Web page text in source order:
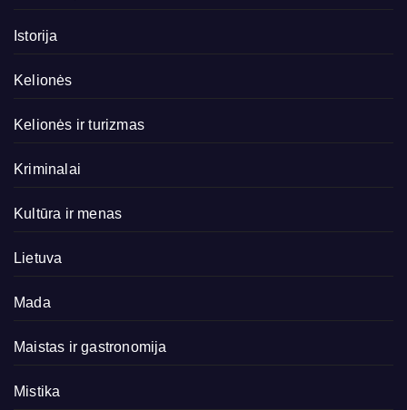
Istorija
Kelionės
Kelionės ir turizmas
Kriminalai
Kultūra ir menas
Lietuva
Mada
Maistas ir gastronomija
Mistika